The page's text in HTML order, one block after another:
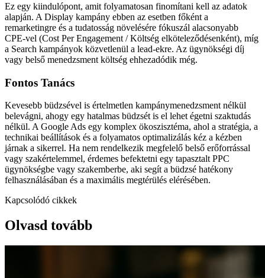
Ez egy kiindulópont, amit folyamatosan finomítani kell az adatok
alapján. A Display kampány ebben az esetben főként a
remarketingre és a tudatosság növelésére fókuszál alacsonyabb
CPE-vel (Cost Per Engagement / Költség elköteleződésenként), míg
a Search kampányok közvetlenül a lead-ekre. Az ügynökségi díj
vagy belső menedzsment költség ehhezadódik még.
Fontos Tanács
Kevesebb büdzsével is értelmetlen kampánymenedzsment nélkül
belevágni, ahogy egy hatalmas büdzsét is el lehet égetni szaktudás
nélkül. A Google Ads egy komplex ökoszisztéma, ahol a stratégia, a
technikai beállítások és a folyamatos optimalizálás kéz a kézben
járnak a sikerrel. Ha nem rendelkezik megfelelő belső erőforrással
vagy szakértelemmel, érdemes befektetni egy tapasztalt PPC
ügynökségbe vagy szakemberbe, aki segít a büdzsé hatékony
felhasználásában és a maximális megtérülés elérésében.
Kapcsolódó cikkek
Olvasd tovább